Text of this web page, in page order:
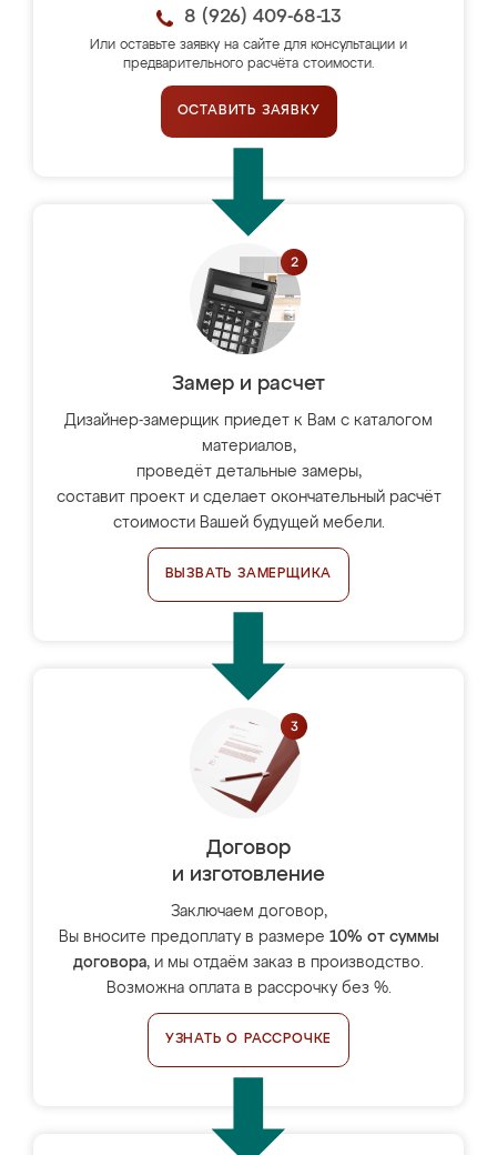
8 (926) 409-68-13
Или оставьте заявку на сайте для консультации и
предварительного расчёта стоимости.
ОСТАВИТЬ ЗАЯВКУ
Замер и расчет
Дизайнер-замерщик приедет к Вам с каталогом
материалов,
проведёт детальные замеры,
составит проект и сделает окончательный расчёт
стоимости Вашей будущей мебели.
ВЫЗВАТЬ ЗАМЕРЩИКА
Договор
и изготовление
Заключаем договор,
Вы вносите предоплату в размере 10% от суммы
договора, и мы отдаём заказ в производство.
Возможна оплата в рассрочку без %.
УЗНАТЬ О РАССРОЧКЕ